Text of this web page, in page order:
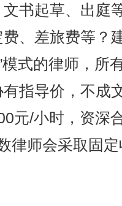
书起草、出庭
、差旅费等？
式的律师，所
指导价，不成
元/小时，资深
律师会采取固